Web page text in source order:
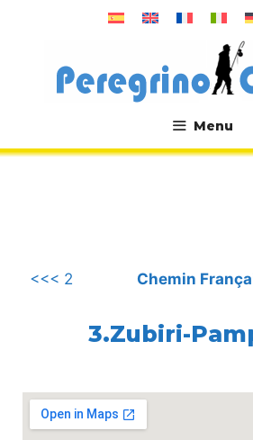
Menu
.
<<< 2 Chemin
3.Zubiri-